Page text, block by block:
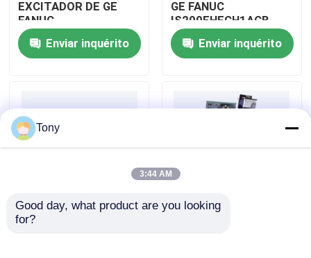
Visita à fábrica
Contacte-nos
Módulos PLC Allen Bradley
EXCITADOR DE GE
FANUC
IS200EPSMG1AED
Enviar inquérito
GE FANUC
IS200EHFCH1ACB
Enviar inquérito
PLACA de
Tony
3:44 AM
Good day, what product are you looking
for?